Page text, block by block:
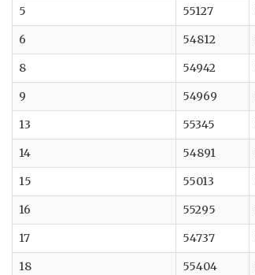
5
55127
6
54812
8
54942
9
54969
13
55345
14
54891
15
55013
16
55295
17
54737
18
55404